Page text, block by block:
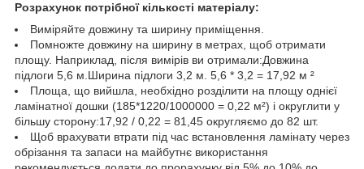
Розрахунок потрібної кількості матеріалу:
Виміряйте довжину та ширину приміщення.
Помножте довжину на ширину в метрах, щоб отримати
площу. Наприклад, після вимірів ви отримали:Довжина
підлоги 5,6 м.Ширина підлоги 3,2 м. 5,6 * 3,2 = 17,92 м ²
Площа, що вийшла, необхідно розділити на площу однієї
ламінатної дошки (185*1220/1000000 = 0,22 м²) і округлити у
більшу сторону:17,92 / 0,22 = 81,45 округляємо до 82 шт.
Щоб врахувати втрати під час встановлення ламінату через
обрізання та запаси на майбутнє використання